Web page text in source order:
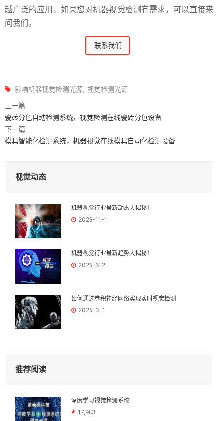
越广泛的应用。如果您对机器视觉检测有需求，可以直接来
问我们。
联系我们
影响机器视觉检测光源 视觉检测光源
上一篇
瓷砖分色自动检测系统，视觉检测在线瓷砖分色设备
下一篇
模具智能化检测系统，机器视觉在线模具自动化检测设备
视觉动态
机器视觉行业最新动态大揭秘！
2025-11-1
机器视觉行业最新趋势大揭秘！
2025-6-2
如何通过卷积神经网络实现实时视觉检测
2025-3-1
推荐阅读
深度学习视觉检测系统
17,983